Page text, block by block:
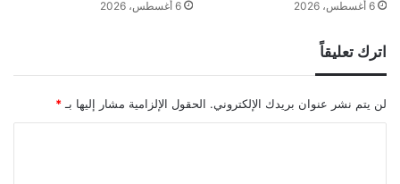
6 أغسطس، 2026 6 أغسطس، 2026
اترك تعليقاً
لن يتم نشر عنوان بريدك الإلكتروني. الحقول الإلزامية مشار إليها بـ *